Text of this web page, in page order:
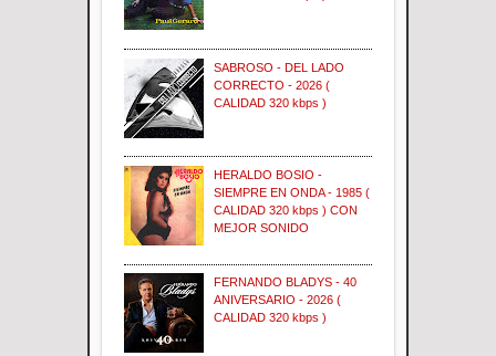
SABROSO - DEL LADO
CORRECTO - 2026 (
CALIDAD 320 kbps )
HERALDO BOSIO -
SIEMPRE EN ONDA - 1985 (
CALIDAD 320 kbps ) CON
MEJOR SONIDO
FERNANDO BLADYS - 40
ANIVERSARIO - 2026 (
CALIDAD 320 kbps )